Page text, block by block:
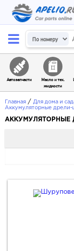
Автозапчасти
Масло и тех.
жидкости
Главная / Для дома и
Аккумуляторные
АККУМУЛЯТОРНЫЕ